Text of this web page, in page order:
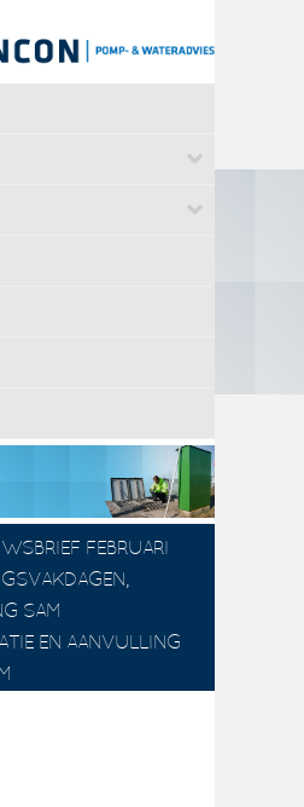
FEBRUARI
SAM
EN AANVULLING